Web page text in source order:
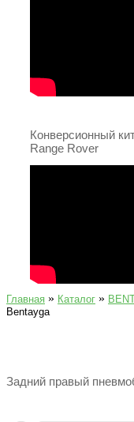
Конверсионный
Range Rover
Главная » Каталог »
Bentayga
Задний правый